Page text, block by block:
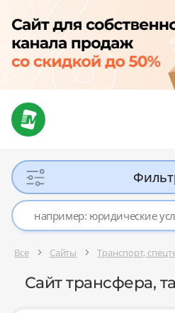
Все Сайты Транспорт,
Сайт трансфера,